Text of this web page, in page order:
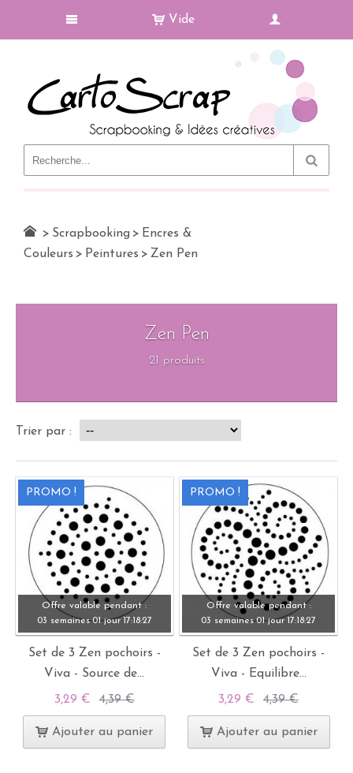
Vide
> Scrapbooking > Encres &
Couleurs > Peintures > Zen Pen
Zen Pen
21 produits
Trier par :
PROMO !
Offre valable pendant :
03 semaines 01 jour 17:18:27
Set de 3 Zen pochoirs -
Viva - Source de...
3,29 € 4,39 €
Ajouter au panier
PROMO !
Offre valable pendant :
03 semaines 01 jour 17:18:27
Set de 3 Zen pochoirs -
Viva - Equilibre...
3,29 € 4,39 €
Ajouter au panier